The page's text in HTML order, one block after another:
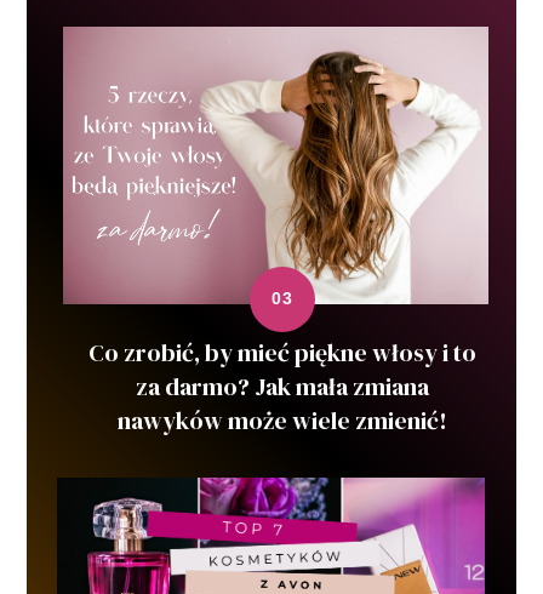
Co zrobić, by mieć piękne włosy i to
za darmo? Jak mała zmiana
nawyków może wiele zmienić!